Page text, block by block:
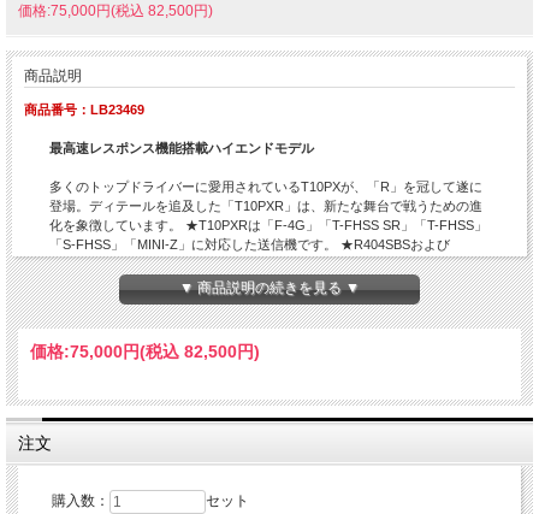
価格:75,000円(税込 82,500円)
商品説明
商品番号：LB23469
最高速レスポンス機能搭載ハイエンドモデル
多くのトップドライバーに愛用されているT10PXが、「R」を冠して遂に
登場。ディテールを追及した「T10PXR」は、新たな舞台で戦うための進
化を象徴しています。 ★T10PXRは「F-4G」「T-FHSS SR」「T-FHSS」
「S-FHSS」「MINI-Z」に対応した送信機です。 ★R404SBSおよび
R404SBS-Eは「F-4G」に対応した受信機です。
受信機R404SB-E2個付属のお買い得セット！！
▼ 商品説明の続きを見る ▼
価格:75,000円(税込 82,500円)
注文
購入数： セット